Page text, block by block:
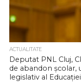
ACTUALITATE
Deputat PNL Cluj,
de abandon
legislativ al Educației